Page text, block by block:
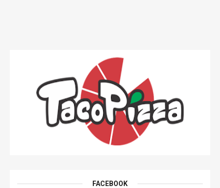
FACEBOOK